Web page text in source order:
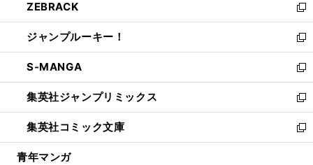
く
で
開
く
ド
ウ
で
開
く
ィ
ン
ド
ウ
で
開
く
い
ウ
ィ
ン
ド
ウ
で
開
く
ZEBRACK
新
し
い
ウ
ィ
ン
ド
ウ
で
開
ジャンプルーキー！
新
し
い
ウ
ィ
ン
ド
ウ
S-MANGA
新
し
い
ウ
ィ
ン
集英社ジャンプリミックス
新
し
い
ウ
集英社コミック文庫
新
し
青年マンガ